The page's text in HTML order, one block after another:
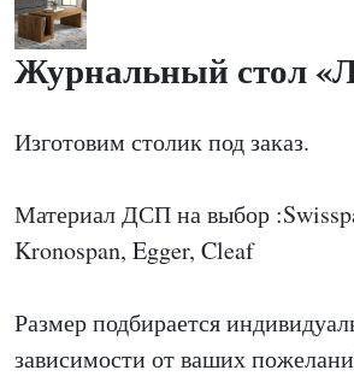
Журнальный стол
Изготовим столик под заказ.
Материал ДСП на выбор
Kronospan, Egger, Cleaf
Размер подбирается
зависимости от ваших